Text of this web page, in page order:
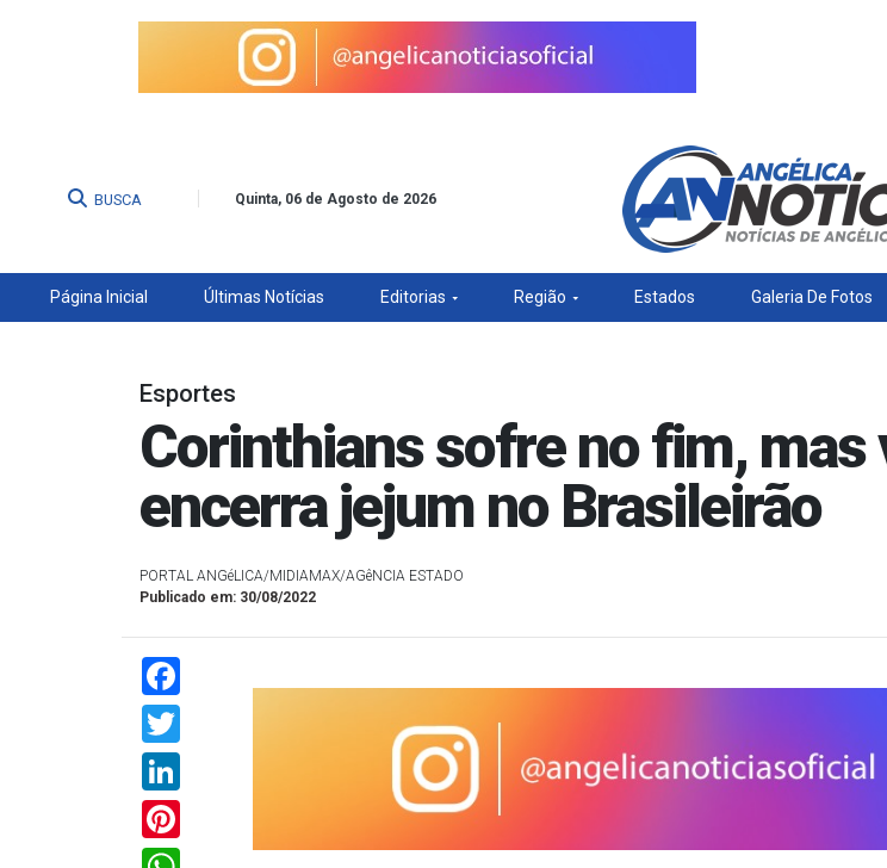
BUSCA Quinta, 06 de Agosto de 2026
Página Inicial Últimas Notícias Editorias Região Estados Galeria De Fotos
Esportes
Corinthians sofre no fim, mas
encerra jejum no Brasileirão
PORTAL ANGéLICA/MIDIAMAX/AGêNCIA ESTADO
Publicado em: 30/08/2022
WhatsApp